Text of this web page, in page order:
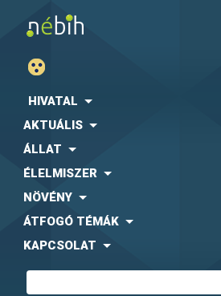
HIVATAL
AKTUÁLIS
ÁLLAT
ÉLELMISZER
NÖVÉNY
ÁTFOGÓ TÉMÁK
KAPCSOLAT